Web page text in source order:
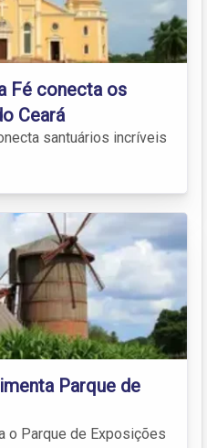
Fé conecta os
Ceará
santuários incríveis
Parque de
o Parque de Exposições